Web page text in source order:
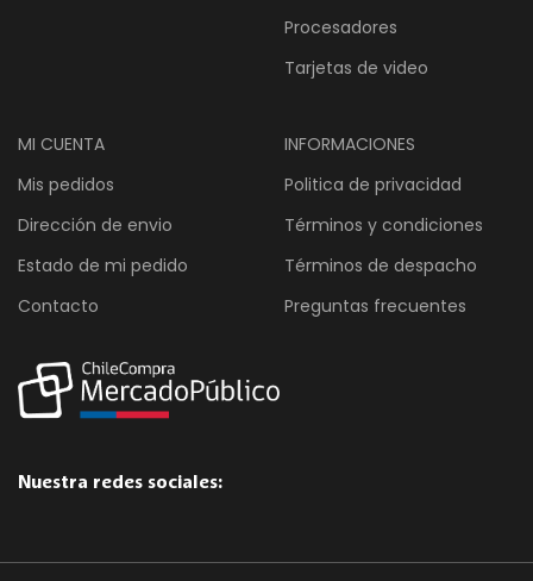
Procesadores
Tarjetas de video
MI CUENTA
Mis pedidos
Dirección de envio
Estado de mi pedido
Contacto
INFORMACIONES
Politica de privacidad
Términos y condiciones
Términos de despacho
Preguntas frecuentes
Nuestra redes sociales: